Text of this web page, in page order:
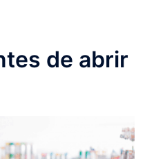
de abrir